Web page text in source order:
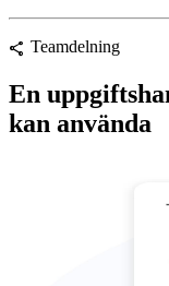
share Teamdelning
En
kan använda